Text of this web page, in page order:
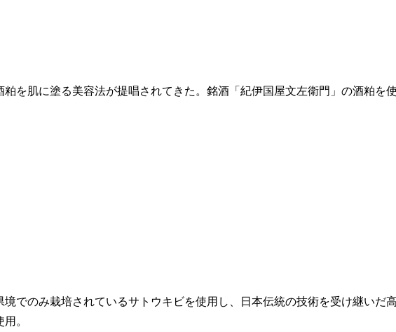
を肌に塗る美容法が提唱されてきた。銘酒「紀伊国屋文左衛門」の酒粕を使
境でのみ栽培されているサトウキビを使用し、日本伝統の技術を受け継いだ
。